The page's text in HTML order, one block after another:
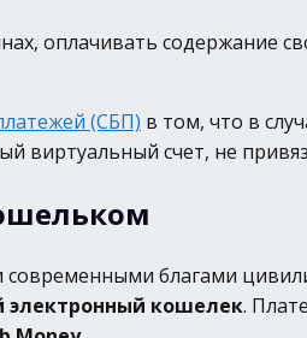
оплачивать содержание
(СБП) в том, что в
виртуальный счет, не
благами
электронный кошелек.